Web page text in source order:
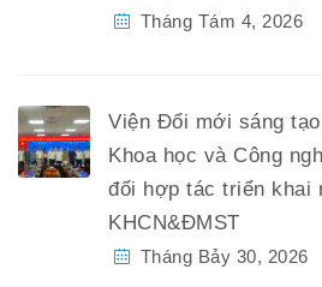
Tháng Tám 4, 2026
Viện Đổi mới sáng
Khoa học và Công
đổi hợp tác triển khai
KHCN&ĐMST
Tháng Bảy 30, 2026